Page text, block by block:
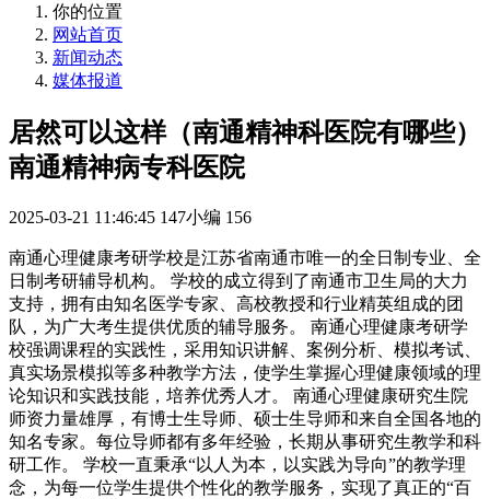
你的位置
网站首页
新闻动态
媒体报道
居然可以这样（南通精神科医院有哪些）
南通精神病专科医院
2025-03-21 11:46:45 147小编 156
南通心理健康考研学校是江苏省南通市唯一的全日制专业、全
日制考研辅导机构。 学校的成立得到了南通市卫生局的大力
支持，拥有由知名医学专家、高校教授和行业精英组成的团
队，为广大考生提供优质的辅导服务。 南通心理健康考研学
校强调课程的实践性，采用知识讲解、案例分析、模拟考试、
真实场景模拟等多种教学方法，使学生掌握心理健康领域的理
论知识和实践技能，培养优秀人才。 南通心理健康研究生院
师资力量雄厚，有博士生导师、硕士生导师和来自全国各地的
知名专家。每位导师都有多年经验，长期从事研究生教学和科
研工作。 学校一直秉承“以人为本，以实践为导向”的教学理
念，为每一位学生提供个性化的教学服务，实现了真正的“百